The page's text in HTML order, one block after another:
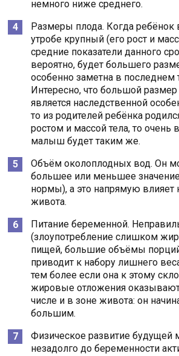
немного ниже среднего.
Размеры плода. Когда ребёнок
утробе крупный (его рост и
средние показатели данного
вероятно, будет большего
особенно заметна в последнем
Интересно, что большой размер
является наследственной
то из родителей ребёнка
ростом и массой тела, то очень
малыш будет таким же.
Объём околоплодных вод. Он
большее или меньшее
нормы), а это напрямую влияет
живота.
Питание беременной.
(злоупотребление слишком
пищей, большие объёмы
приводит к набору лишнего
тем более если она к этому
жировые отложения
числе и в зоне живота: он
большим.
Физическое развитие будущей
незадолго до беременности